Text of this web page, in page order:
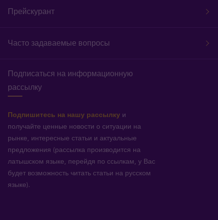
Прейскурант
Часто задаваемые вопросы
Подписаться на информационную
рассылку
Подпишитесь на нашу рассылку и
получайте ценные новости о ситуации на
рынке, интересные статьи и актуальные
предложения (рассылка производится на
латышском языке, перейдя по ссылкам, у Вас
будет возможность читать статьи на русском
языке).